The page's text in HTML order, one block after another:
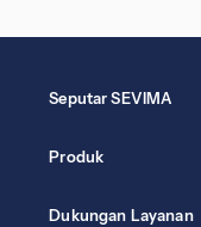
Seputar SEVIMA
Produk
Dukungan Layanan